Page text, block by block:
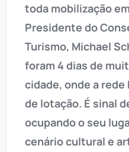
toda mobilização
Presidente do
Turismo, Michael
foram 4 dias de
cidade, onde a
de lotação. É sinal
ocupando o seu
cenário cultural e